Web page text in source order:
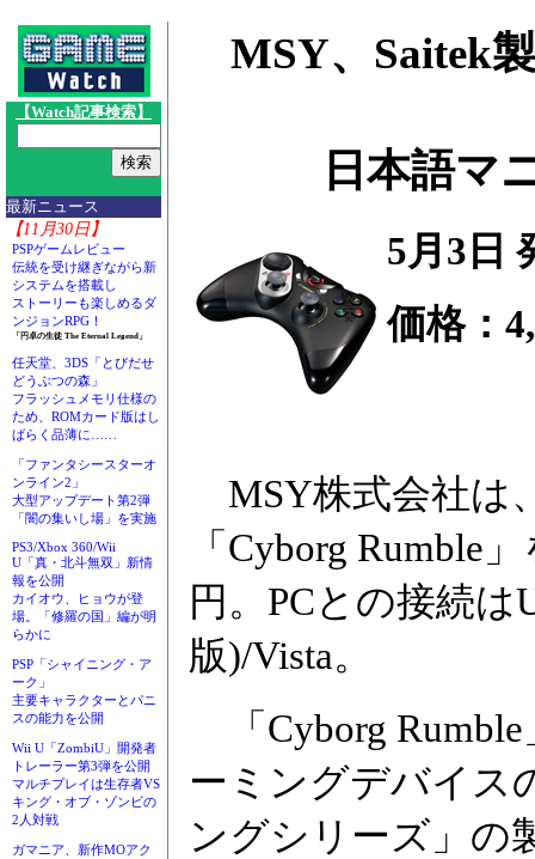
【Watch記事検索】
最新ニュース
【11月30日】
PSPゲームレビュー
伝統を受け継ぎながら新
システムを搭載し
ストーリーも楽しめるダ
ンジョンRPG！
「円卓の生徒 The Eternal Legend」
任天堂、3DS「とびだせ
どうぶつの森」
フラッシュメモリ仕様の
ため、ROMカード版はし
ばらく品薄に……
「ファンタシースターオ
ンライン2」
大型アップデート第2弾
「闇の集いし場」を実施
PS3/Xbox 360/Wii
U「真・北斗無双」新情
報を公開
カイオウ、ヒョウが登
場。「修羅の国」編が明
らかに
PSP「シャイニング・ア
ーク」
主要キャラクターとパニ
スの能力を公開
Wii U「ZombiU」開発者
トレーラー第3弾を公開
マルチプレイは生存者VS
キング・オブ・ゾンビの
2人対戦
ガマニア、新作MOアク
MSY、Saitek
日本語マ
5月3日
価格：
MSY株式会社は
「Cyborg Rumble
円。PCとの接続は
版)/Vista。
「Cyborg
ーミングデバイス
ングシリーズ」の